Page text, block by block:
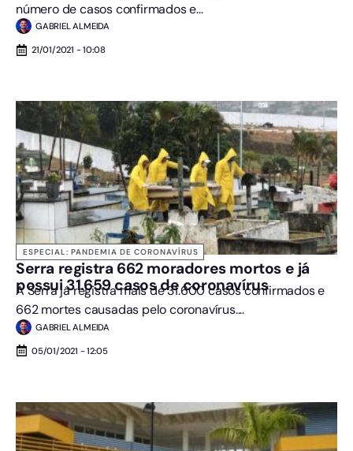
número de casos confirmados e...
GABRIEL ALMEIDA
21/01/2021 - 10:08
ESPECIAL: PANDEMIA DE CORONAVÍRUS
Serra registra 662 moradores mortos e já
possui 31.659 casos de coronavírus
A Serra já registra mais de 31.600 casos confirmados e
662 mortes causadas pelo coronavírus....
GABRIEL ALMEIDA
05/01/2021 - 12:05